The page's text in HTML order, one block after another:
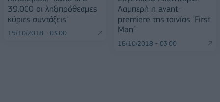
39.000 οι ληξιπρόθεσμες
κύριες συντάξεις"
15/10/2018 - 03:00
Λαμπερή η avant-
premiere της ταινίας "First
Man"
16/10/2018 - 03:00